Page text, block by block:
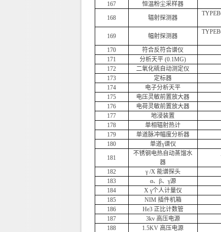
167
恒温粉尘采样器
168
辐射探测器
169 幅射探测器
170
符合反符合谱仪
171
分析天平 (0.1MG)
172
二氧化硫自动测定仪
173
定标器
174
电子分析天平
175
电压灵敏前置放大器
176
电荷灵敏前置放大器
177
地浸装置
178
单相辐射热计
179
单道脉冲幅度分析器
180
单道γ谱仪
181
不锈钢电热自动蒸馏水
器
182
γ /X 能谱探头
183
α、β、γ源
184
X γ个人计量仪
185
NIM 插件机箱
186
He3 正比计数管
187
3kv 高压电源
188
1.5KV 高压电源